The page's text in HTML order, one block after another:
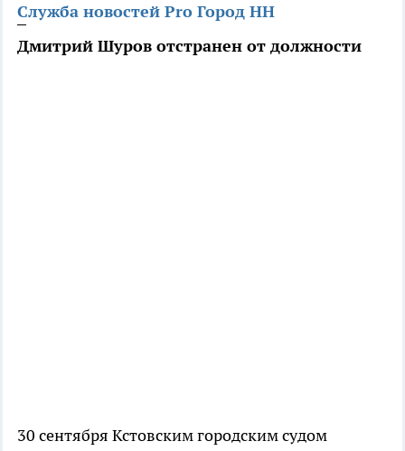
Служба новостей Pro Город НН
Дмитрий Шуров отстранен от должности
30 сентября Кстовским городским судом